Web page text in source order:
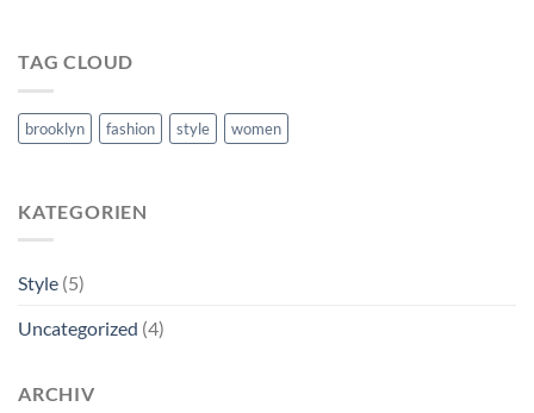
TAG CLOUD
brooklyn fashion style women
KATEGORIEN
Style (5)
Uncategorized (4)
ARCHIV